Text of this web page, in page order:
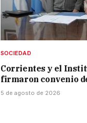
SOCIEDAD
Corrientes y el
firmaron convenio
5 de agosto de 2026